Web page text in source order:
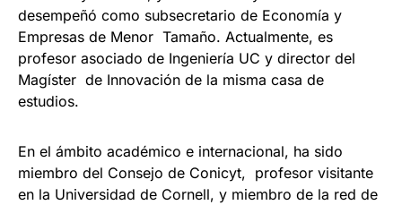
desempeñó como subsecretario de Economía y
Empresas de Menor Tamaño. Actualmente, es
profesor asociado de Ingeniería UC y director del
Magíster de Innovación de la misma casa de
estudios.
En el ámbito académico e internacional, ha sido
miembro del Consejo de Conicyt, profesor visitante
en la Universidad de Cornell, y miembro de la red de